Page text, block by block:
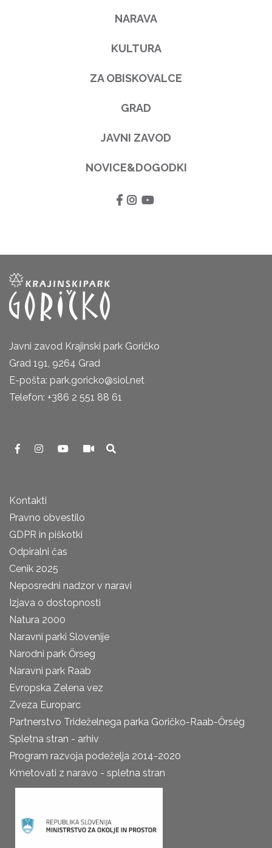
NARAVA
KULTURA
ZA OBISKOVALCE
GRAD
JAVNI ZAVOD
NOVICE&DOGODKI
Javni zavod Krajinski park Goričko
Grad 191, 9264 Grad
E-pošta: park.goricko@siol.net
Telefon: +386 2 551 88 61
Kontakti
Pravno obvestilo
GDPR in piškotki
Odpiralni čas
Cenik 2025
Neposredni nadzor v naravi
Izjava o dostopnosti
Natura 2000
Naravni parki Slovenije
Narodni park Őrseg
Naravni park Raab
Evropska Zelena vez
Zveza Europarc
Partnerstvo Trideželnega parka Goričko-Raab-Őrség
Spletna stran - arhiv
Program razvoja podeželja 2014-2020
Kmetovati z naravo - spletna stran